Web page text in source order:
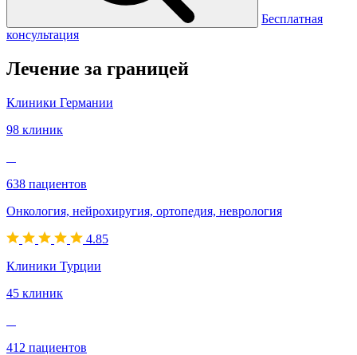
Бесплатная
консультация
Лечение за границей
Клиники Германии
98 клиник
638 пациентов
Онкология, нейрохиругия, ортопедия, неврология
4.85
Клиники Турции
45 клиник
412 пациентов